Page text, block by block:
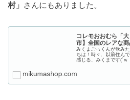
村」
さんにもありました。
コレモおおむら「
市】全国のレアな商
みくまごっくんが飲み
ちは！時々、以前住ん
感じる、みくまです(´ｗ
mikumashop.com